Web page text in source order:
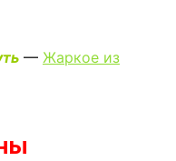
— Жаркое из